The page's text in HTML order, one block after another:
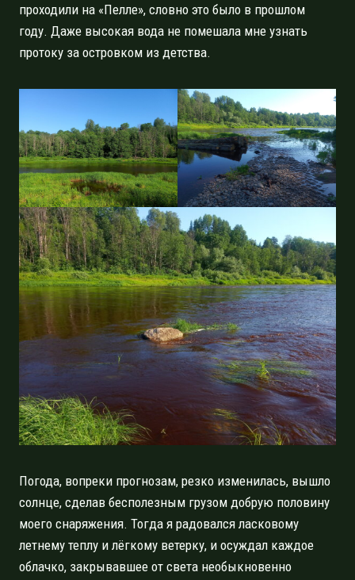
проходили на «Пелле», словно это было в прошлом
году. Даже высокая вода не помешала мне узнать
протоку за островком из детства.
Погода, вопреки прогнозам, резко изменилась, вышло
солнце, сделав бесполезным грузом добрую половину
моего снаряжения. Тогда я радовался ласковому
летнему теплу и лёгкому ветерку, и осуждал каждое
облачко, закрывавшее от света необыкновенно